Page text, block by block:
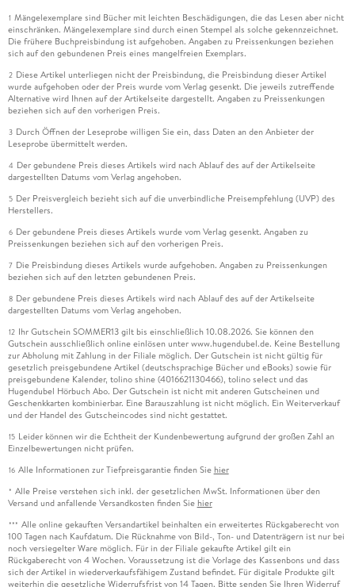
1 Mängelexemplare sind Bücher mit leichten Beschädigungen, die das Lesen aber nicht
einschränken. Mängelexemplare sind durch einen Stempel als solche gekennzeichnet.
Die frühere Buchpreisbindung ist aufgehoben. Angaben zu Preissenkungen beziehen
sich auf den gebundenen Preis eines mangelfreien Exemplars.
2 Diese Artikel unterliegen nicht der Preisbindung, die Preisbindung dieser Artikel
wurde aufgehoben oder der Preis wurde vom Verlag gesenkt. Die jeweils zutreffende
Alternative wird Ihnen auf der Artikelseite dargestellt. Angaben zu Preissenkungen
beziehen sich auf den vorherigen Preis.
3 Durch Öffnen der Leseprobe willigen Sie ein, dass Daten an den Anbieter der
Leseprobe übermittelt werden.
4 Der gebundene Preis dieses Artikels wird nach Ablauf des auf der Artikelseite
dargestellten Datums vom Verlag angehoben.
5 Der Preisvergleich bezieht sich auf die unverbindliche Preisempfehlung (UVP) des
Herstellers.
6 Der gebundene Preis dieses Artikels wurde vom Verlag gesenkt. Angaben zu
Preissenkungen beziehen sich auf den vorherigen Preis.
7 Die Preisbindung dieses Artikels wurde aufgehoben. Angaben zu Preissenkungen
beziehen sich auf den letzten gebundenen Preis.
8 Der gebundene Preis dieses Artikels wird nach Ablauf des auf der Artikelseite
dargestellten Datums vom Verlag angehoben.
12 Ihr Gutschein SOMMER13 gilt bis einschließlich 10.08.2026. Sie können den
Gutschein ausschließlich online einlösen unter www.hugendubel.de. Keine Bestellung
zur Abholung mit Zahlung in der Filiale möglich. Der Gutschein ist nicht gültig für
gesetzlich preisgebundene Artikel (deutschsprachige Bücher und eBooks) sowie für
preisgebundene Kalender, tolino shine (4016621130466), tolino select und das
Hugendubel Hörbuch Abo. Der Gutschein ist nicht mit anderen Gutscheinen und
Geschenkkarten kombinierbar. Eine Barauszahlung ist nicht möglich. Ein Weiterverkauf
und der Handel des Gutscheincodes sind nicht gestattet.
15 Leider können wir die Echtheit der Kundenbewertung aufgrund der großen Zahl an
Einzelbewertungen nicht prüfen.
16 Alle Informationen zur Tiefpreisgarantie finden Sie hier
* Alle Preise verstehen sich inkl. der gesetzlichen MwSt. Informationen über den
Versand und anfallende Versandkosten finden Sie hier
*** Alle online gekauften Versandartikel beinhalten ein erweitertes Rückgaberecht von
100 Tagen nach Kaufdatum. Die Rücknahme von Bild-, Ton- und Datenträgern ist nur bei
noch versiegelter Ware möglich. Für in der Filiale gekaufte Artikel gilt ein
Rückgaberecht von 4 Wochen. Voraussetzung ist die Vorlage des Kassenbons und dass
sich der Artikel in wiederverkaufsfähigem Zustand befindet. Für digitale Produkte gilt
weiterhin die gesetzliche Widerrufsfrist von 14 Tagen. Bitte senden Sie Ihren Widerruf